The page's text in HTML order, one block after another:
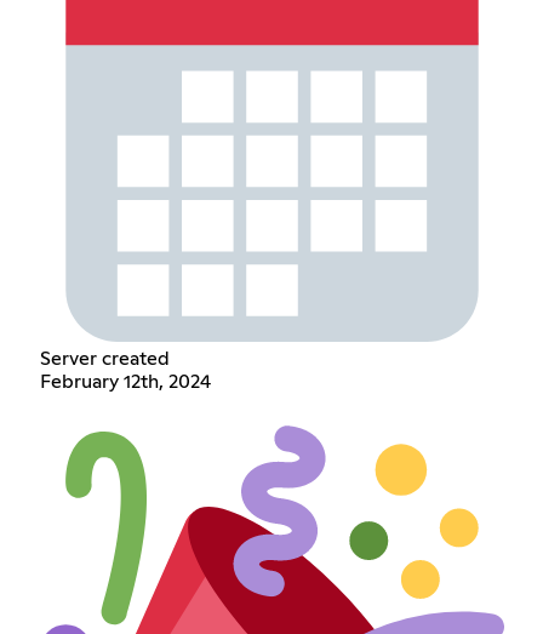
Server created
February 12th, 2024